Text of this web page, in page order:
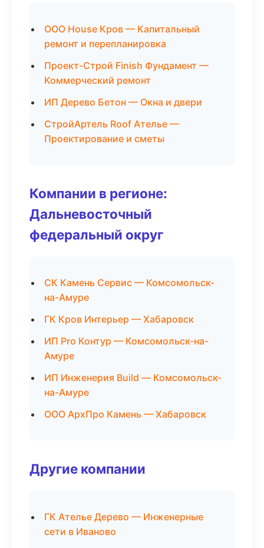
ООО House Кров — Капитальный
ремонт и перепланировка
Проект-Строй Finish Фундамент —
Коммерческий ремонт
ИП Дерево Бетон — Окна и двери
СтройАртель Roof Ателье —
Проектирование и сметы
Компании в регионе:
Дальневосточный
федеральный округ
СК Камень Сервис — Комсомольск-
на-Амуре
ГК Кров Интерьер — Хабаровск
ИП Pro Контур — Комсомольск-на-
Амуре
ИП Инженерия Build — Комсомольск-
на-Амуре
ООО АрхПро Камень — Хабаровск
Другие компании
ГК Ателье Дерево — Инженерные
сети в Иваново